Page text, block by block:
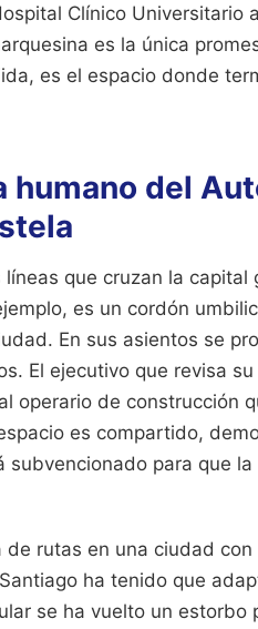
Clínico Universitario
es la única
es el espacio donde
humano del
líneas que cruzan la
es un cordón
En sus asientos se
El ejecutivo que revisa
operario de construcción
es compartido,
subvencionado para que
de rutas en una ciudad
ha tenido que
se ha vuelto un